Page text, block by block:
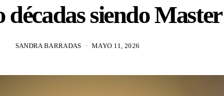
siendo
SANDRA BARRADAS MAYO 11, 2026